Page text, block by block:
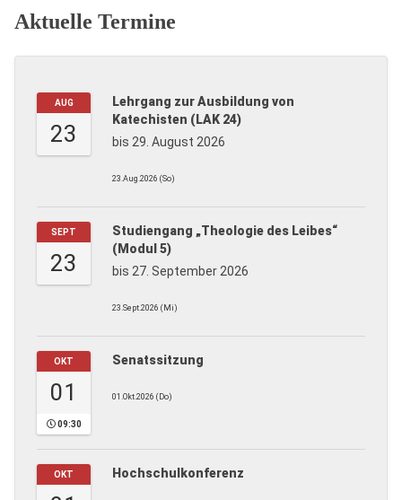
Aktuelle Termine
AUG
23
Lehrgang zur Ausbildung von
Katechisten (LAK 24)
bis 29. August 2026
23.Aug.2026 (So)
SEPT
23
Studiengang „Theologie des Leibes“
(Modul 5)
bis 27. September 2026
23.Sept.2026 (Mi)
OKT
01
09:30
Senatssitzung
01.Okt.2026 (Do)
OKT Hochschulkonferenz